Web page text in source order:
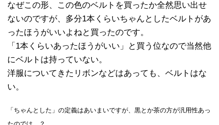
なぜこの形、この色のベルトを買ったか全然思い出せ
ないのですが、多分1本くらいちゃんとしたベルトがあ
ったほうがいいよねと買ったのです。
「1本くらいあったほうがいい」と買う位なので当然他
にベルトは持っていない。
洋服についてきたリボンなどはあっても、ベルトはな
い。
「ちゃんとした」の定義はあいまいですが、黒とか茶の方が汎用性あっ